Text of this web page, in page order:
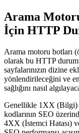
Arama
İçin HTTP
Arama motoru botları
olarak bu HTTP durum
sayfalarınızın dizine
yönlendirileceğini ve
sağlığını nasıl
Genellikle 1XX (Bilgi)
kodlarının SEO
4XX (İstemci Hatası)